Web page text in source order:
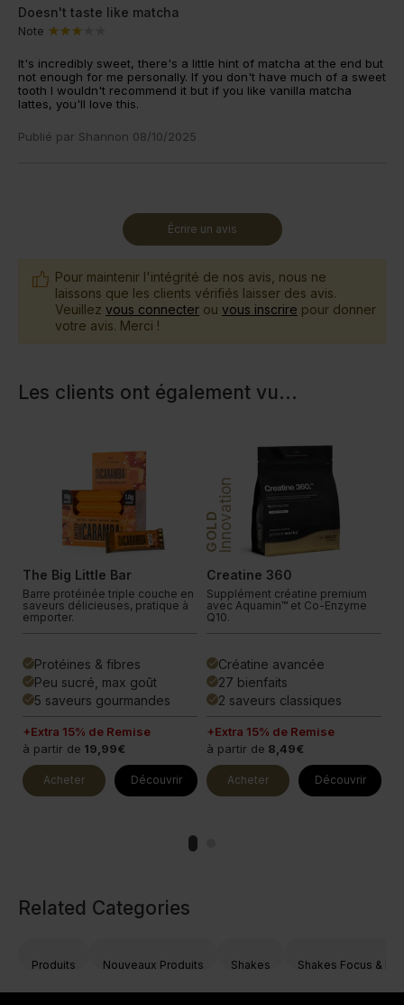
Doesn't taste like matcha
Note
It's incredibly sweet, there's a little hint of matcha at the end but
not enough for me personally. If you don't have much of a sweet
tooth I wouldn't recommend it but if you like vanilla matcha
lattes, you'll love this.
Publié par Shannon 08/10/2025
Écrire un avis
Pour maintenir l'intégrité de nos avis, nous ne
laissons que les clients vérifiés laisser des avis.
Veuillez vous connecter ou vous inscrire pour donner
votre avis. Merci !
Les clients ont également vu...
The Big Little Bar
Barre protéinée triple couche en
saveurs délicieuses, pratique à
emporter.
doneProtéines & fibres
donePeu sucré, max goût
done5 saveurs gourmandes
+Extra 15% de Remise
à partir de 19,99€
Acheter Découvrir
GOLDInnovation
Creatine 360
Supplément créatine premium
avec Aquamin™ et Co-Enzyme
Q10.
doneCréatine avancée
done27 bienfaits
done2 saveurs classiques
+Extra 15% de Remise
à partir de 8,49€
Acheter Découvrir
Related Categories
Produits Nouveaux Produits Shakes Shakes Focus &